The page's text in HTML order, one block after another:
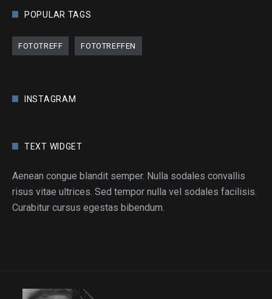
POPULAR TAGS
FOTOTREFF FOTOTREFFEN
INSTAGRAM
TEXT WIDGET
Aenean congue blandit semper. Nulla sodales convallis
risus vitae ultrices. Sed tempor nulla vel sodales facilisis.
Curabitur cursus egestas bibendum.